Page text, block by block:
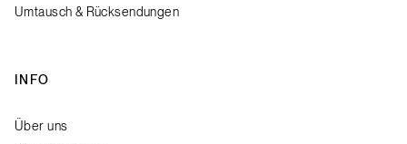
Umtausch & Rücksendungen
INFO
Über uns